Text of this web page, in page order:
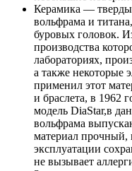
Керамика —
вольфрама и
буровых головок.
производства
лабораториях,
а также некоторые
применил этот
и браслета, в 1962
модель DiaStar,в
вольфрама
материал прочный,
эксплуатации
не вызывает